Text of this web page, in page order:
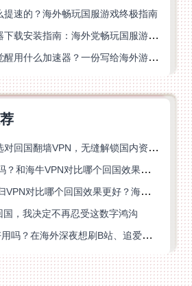
提速的？海外畅玩国服游戏终极指南
足球世界国外加速器下载安装指南：海外党畅玩国服游戏的终极解决方案
国外玩合金弹头：觉醒用什么加速器？一份写给海外游子的畅玩指南
海外党必看：如何选对回国翻墙VPN，无缝解锁国内资源？
ChickCN VPN好用吗？和海牛VPN对比哪个回国效果更好？
ChickCN VPN和当归VPN对比哪个回国效果更好？海外党亲测后选了它
，我决定不再忍受这数字鸿沟
Quickback和巨鲸好用吗？在海外深夜想刷B站、追爱奇艺的你，或许正需要这份答案